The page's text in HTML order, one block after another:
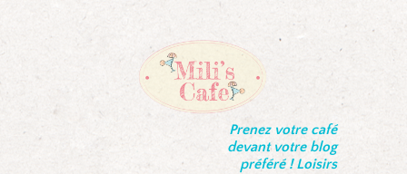
Prenez votre café
devant votre blog
préféré ! Loisirs